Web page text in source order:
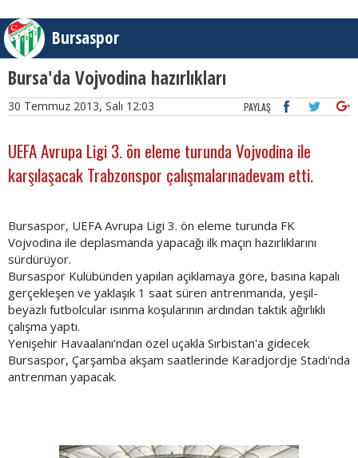
Bursaspor
Bursa'da Vojvodina hazırlıkları
30 Temmuz 2013, Salı 12:03 PAYLAŞ
UEFA Avrupa Ligi 3. ön eleme turunda Vojvodina ile
karşılaşacak Trabzonspor çalışmalarınadevam etti.
Bursaspor, UEFA Avrupa Ligi 3. ön eleme turunda FK
Vojvodina ile deplasmanda yapacağı ilk maçın hazırlıklarını
sürdürüyor.
Bursaspor Kulübünden yapılan açıklamaya göre, basına kapalı
gerçekleşen ve yaklaşık 1 saat süren antrenmanda, yeşil-
beyazlı futbolcular ısınma koşularının ardından taktik ağırlıklı
çalışma yaptı.
Yenişehir Havaalanı'ndan özel uçakla Sırbistan'a gidecek
Bursaspor, Çarşamba akşam saatlerinde Karadjordje Stadı'nda
antrenman yapacak.